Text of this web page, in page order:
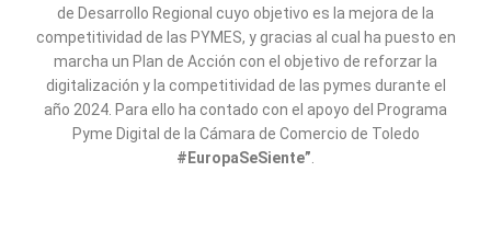
de Desarrollo Regional cuyo objetivo es la mejora de la
competitividad de las PYMES, y gracias al cual ha puesto en
marcha un Plan de Acción con el objetivo de reforzar la
digitalización y la competitividad de las pymes durante el
año 2024. Para ello ha contado con el apoyo del Programa
Pyme Digital de la Cámara de Comercio de Toledo
#EuropaSeSiente”